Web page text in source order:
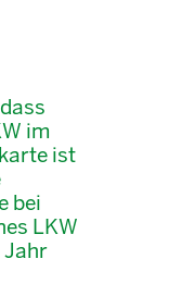
im
ist
bei
LKW
Jahr